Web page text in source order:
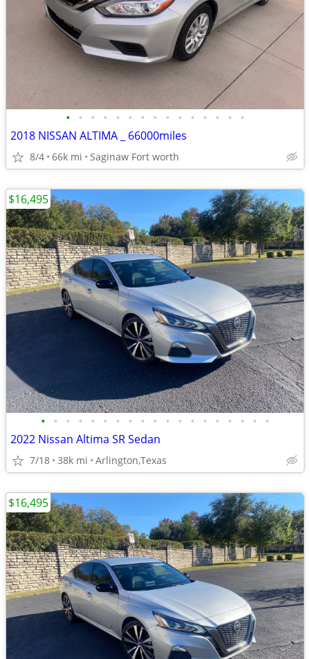
• • • • • • • • • • • • • • •
2018 NISSAN ALTIMA _ 66000miles
8/4 66k mi Saginaw Fort worth
• • • • • • • • • • • • • • • • • • •
2022 Nissan Altima SR Sedan
7/18 38k mi Arlington,Texas
$16,495
$16,495